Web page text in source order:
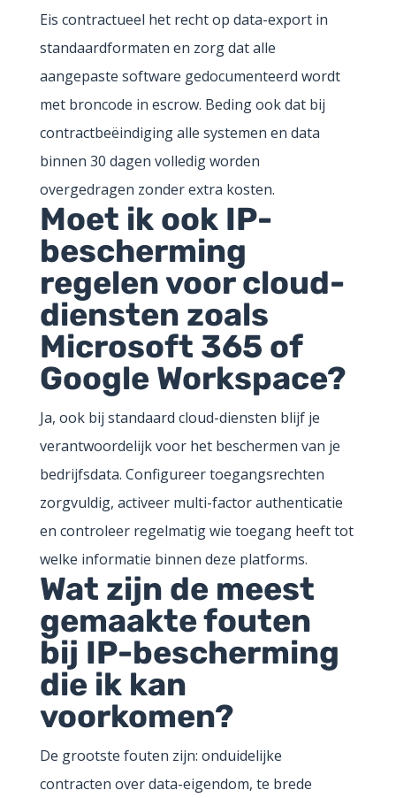
Eis contractueel het recht op data-export in
standaardformaten en zorg dat alle
aangepaste software gedocumenteerd wordt
met broncode in escrow. Beding ook dat bij
contractbeëindiging alle systemen en data
binnen 30 dagen volledig worden
overgedragen zonder extra kosten.
Moet ik ook IP-
bescherming
regelen voor cloud-
diensten zoals
Microsoft 365 of
Google Workspace?
Ja, ook bij standaard cloud-diensten blijf je
verantwoordelijk voor het beschermen van je
bedrijfsdata. Configureer toegangsrechten
zorgvuldig, activeer multi-factor authenticatie
en controleer regelmatig wie toegang heeft tot
welke informatie binnen deze platforms.
Wat zijn de meest
gemaakte fouten
bij IP-bescherming
die ik kan
voorkomen?
De grootste fouten zijn: onduidelijke
contracten over data-eigendom, te brede